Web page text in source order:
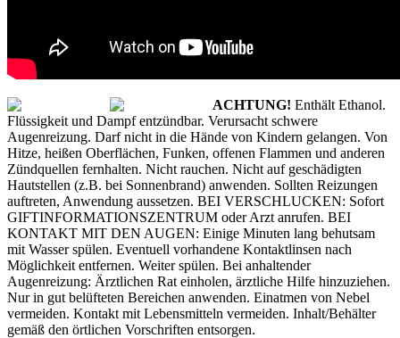
ACHTUNG! Enthält Ethanol.
Flüssigkeit und Dampf entzündbar. Verursacht schwere
Augenreizung. Darf nicht in die Hände von Kindern gelangen. Von
Hitze, heißen Oberflächen, Funken, offenen Flammen und anderen
Zündquellen fernhalten. Nicht rauchen. Nicht auf geschädigten
Hautstellen (z.B. bei Sonnenbrand) anwenden. Sollten Reizungen
auftreten, Anwendung aussetzen. BEI VERSCHLUCKEN: Sofort
GIFTINFORMATIONSZENTRUM oder Arzt anrufen. BEI
KONTAKT MIT DEN AUGEN: Einige Minuten lang behutsam
mit Wasser spülen. Eventuell vorhandene Kontaktlinsen nach
Möglichkeit entfernen. Weiter spülen. Bei anhaltender
Augenreizung: Ärztlichen Rat einholen, ärztliche Hilfe hinzuziehen.
Nur in gut belüfteten Bereichen anwenden. Einatmen von Nebel
vermeiden. Kontakt mit Lebensmitteln vermeiden. Inhalt/Behälter
gemäß den örtlichen Vorschriften entsorgen.